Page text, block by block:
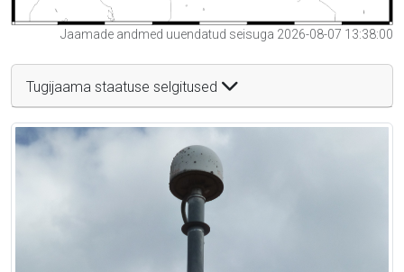
Jaamade andmed uuendatud seisuga 2026-08-07 13:38:00
Tugijaama staatuse selgitused